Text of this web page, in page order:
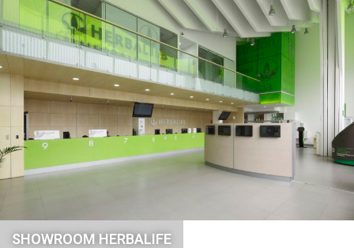
SHOWROOM HERBALIFE